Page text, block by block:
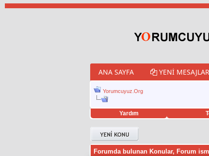
ANA SAYFA YENI MESAJLAR
Yorumcuyuz.Org
Yardım
twitter retweet hilesi
Forumda bulunan Konular, Forum